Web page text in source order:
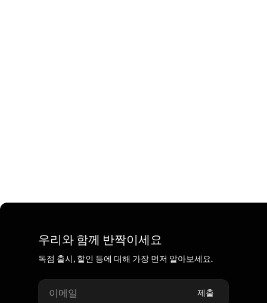
우리와 함께 반짝이세요
독점 출시, 할인 등에 대해 가장 먼저 알아보세요.
이메일 제출